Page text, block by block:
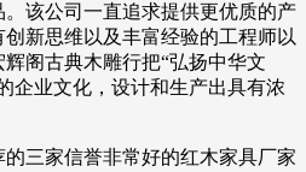
该公司一直追求提供更优质的产
新思维以及丰富经验的工程师以
阁古典木雕行把“弘扬中华文
企业文化，设计和生产出具有浓
三家信誉非常好的红木家具厂家